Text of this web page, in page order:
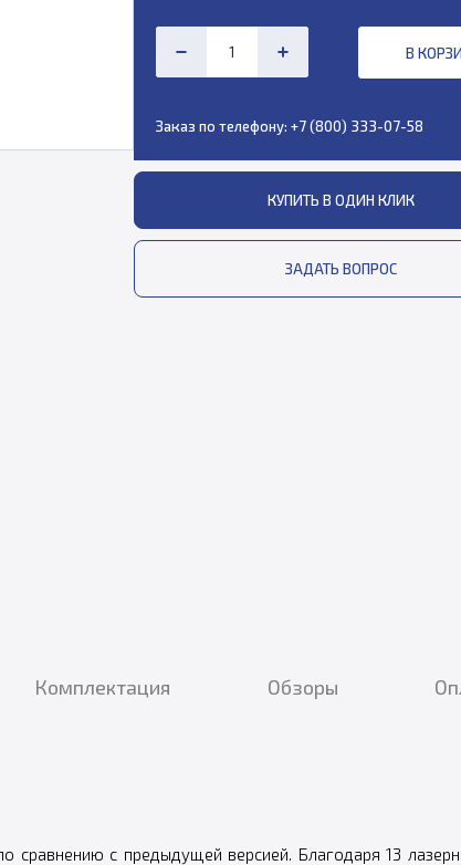
В
Заказ по телефону: +7 (800) 333-07-58
КУПИТЬ В ОДИН КЛИК
ЗАДАТЬ ВОПРОС
Комплектация Обзоры
сравнению с предыдущей версией. Благодаря 13